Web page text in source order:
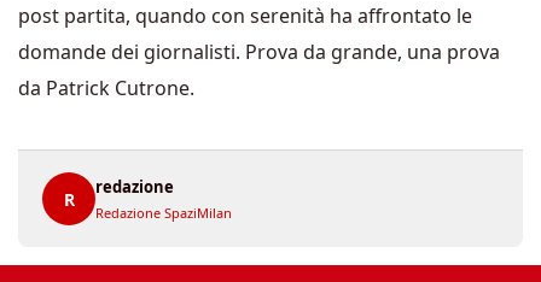
post partita, quando con serenità ha affrontato le
domande dei giornalisti. Prova da grande, una prova
da Patrick Cutrone.
R
redazione
Redazione SpaziMilan